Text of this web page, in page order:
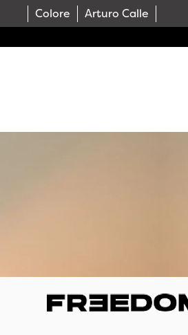
Colore Arturo Calle